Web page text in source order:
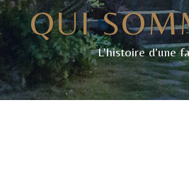
QUI
L'histoire d'une